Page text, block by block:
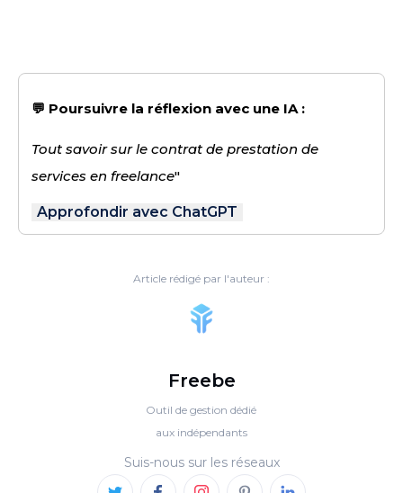
💬 Poursuivre la réflexion avec une IA :
Tout savoir sur le contrat de prestation de
services en freelance"
Approfondir avec ChatGPT
Article rédigé par l'auteur :
Freebe
Outil de gestion dédié
aux indépendants
Suis-nous sur les réseaux